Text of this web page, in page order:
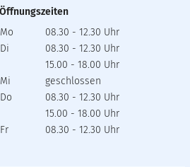
Öffnungszeiten
Mo
08.30 - 12.30 Uhr
Di
08.30 - 12.30 Uhr
15.00 - 18.00 Uhr
Mi
geschlossen
Do
08.30 - 12.30 Uhr
15.00 - 18.00 Uhr
Fr
08.30 - 12.30 Uhr